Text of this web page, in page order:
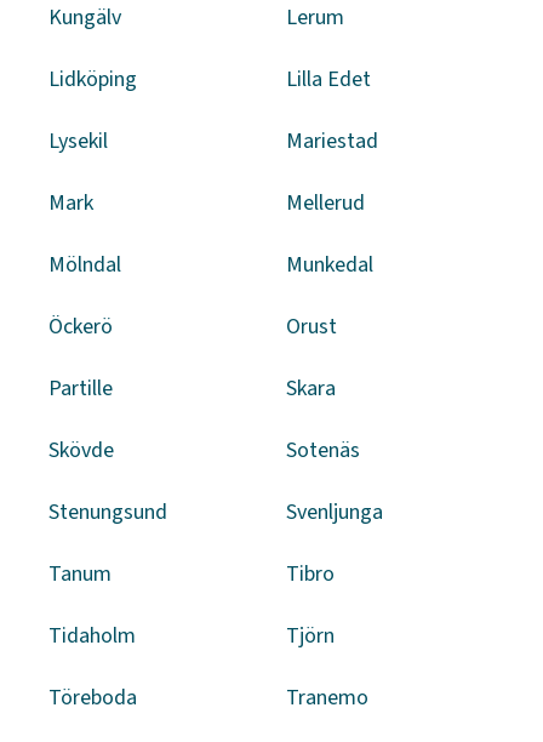
Kungälv Lerum
Lidköping Lilla Edet
Lysekil Mariestad
Mark Mellerud
Mölndal Munkedal
Öckerö Orust
Partille Skara
Skövde Sotenäs
Stenungsund Svenljunga
Tanum Tibro
Tidaholm Tjörn
Töreboda Tranemo